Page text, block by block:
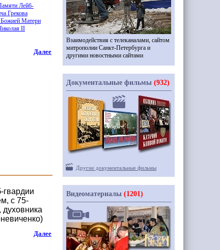
Лейб-
Грекова
Божией Матери
II
Далее
с 75-
Далее
Взаимодействия с телеканалами, сайтом
митрополии Санкт-Петербурга и
другими новостными сайтами
Документальные фильмы (932)
Другие документальные фильмы
Видеоматериалы (1201)